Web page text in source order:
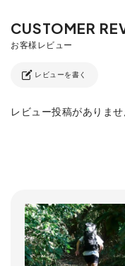
レビューを書く
レビュー投稿がありませ